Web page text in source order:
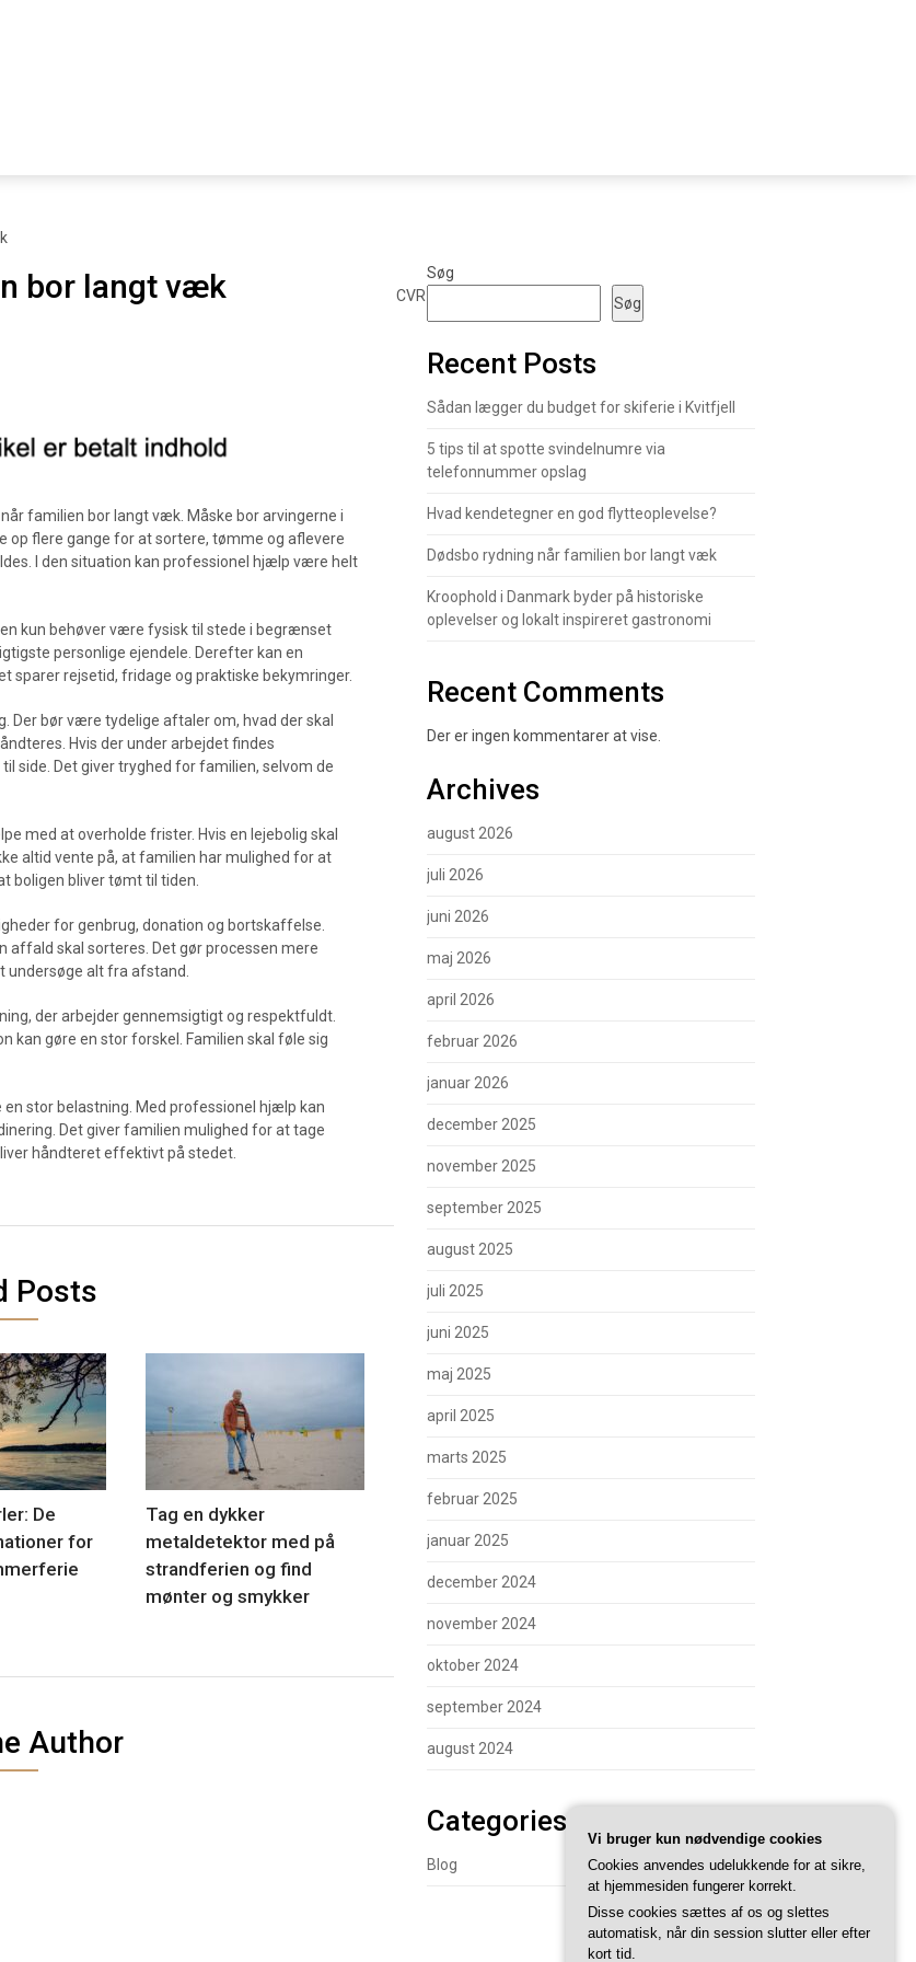
bor langt væk
familien bor langt væk. Måske bor arvingerne i
op flere gange for at sortere, tømme og aflevere
I den situation kan professionel hjælp være helt
kun behøver være fysisk til stede i begrænset
personlige ejendele. Derefter kan en
sparer rejsetid, fridage og praktiske bekymringer.
Der bør være tydelige aftaler om, hvad der skal
Hvis der under arbejdet findes
side. Det giver tryghed for familien, selvom de
med at overholde frister. Hvis en lejebolig skal
altid vente på, at familien har mulighed for at
boligen bliver tømt til tiden.
for genbrug, donation og bortskaffelse.
affald skal sorteres. Det gør processen mere
undersøge alt fra afstand.
der arbejder gennemsigtigt og respektfuldt.
kan gøre en stor forskel. Familien skal føle sig
stor belastning. Med professionel hjælp kan
Det giver familien mulighed for at tage
håndteret effektivt på stedet.
Posts
De
for
Tag en dykker
metaldetektor med på
strandferien og find
mønter og smykker
Author
Søg
Søg
Recent Posts
Sådan lægger du budget for skiferie i Kvitfjell
5 tips til at spotte svindelnumre via
telefonnummer opslag
Hvad kendetegner en god flytteoplevelse?
Dødsbo rydning når familien bor langt væk
Kroophold i Danmark byder på historiske
oplevelser og lokalt inspireret gastronomi
Recent Comments
Der er ingen kommentarer at vise.
Archives
august 2026
juli 2026
juni 2026
maj 2026
april 2026
februar 2026
januar 2026
december 2025
november 2025
september 2025
august 2025
juli 2025
juni 2025
maj 2025
april 2025
marts 2025
februar 2025
januar 2025
december 2024
november 2024
oktober 2024
september 2024
august 2024
Categories
Blog
CVR
3740 7739
Vi bruger kun nødvendige cookies
Cookies anvendes udelukkende for at sikre,
at hjemmesiden fungerer korrekt.
Disse cookies sættes af os og slettes
automatisk, når din session slutter eller efter
kort tid.